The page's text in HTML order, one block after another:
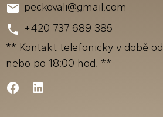
peckovali@gmail.com
+420 737 689 385
** Kontakt telefonicky v době od
nebo po 18:00 hod. **